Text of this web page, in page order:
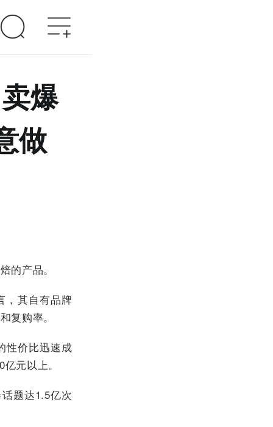
爆
做
的产品。
，其自有品牌
复购率。
性价比迅速成
元以上。
题达1.5亿次